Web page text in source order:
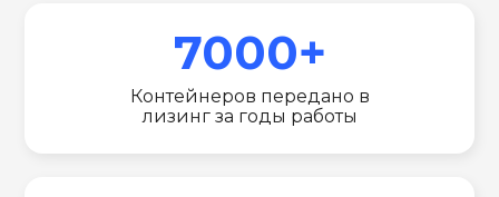
7000+
Контейнеров передано в
лизинг за годы работы